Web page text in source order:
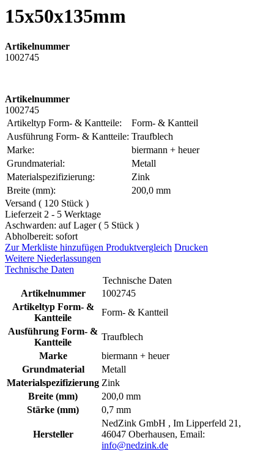
15x50x135mm
Artikelnummer
1002745
Artikelnummer
1002745
Artikeltyp Form- & Kantteile:
Form- & Kantteil
Ausführung Form- & Kantteile: Traufblech
Marke:
biermann + heuer
Grundmaterial:
Metall
Materialspezifizierung:
Zink
Breite (mm):
200,0 mm
Versand ( 120 Stück )
Lieferzeit 2 - 5 Werktage
Aschwarden: auf Lager ( 5 Stück )
Abholbereit: sofort
Zur Merkliste hinzufügen Produktvergleich Drucken
Weitere Niederlassungen
Technische Daten
Technische Daten
Artikelnummer
1002745
Artikeltyp Form- &
Kantteile
Form- & Kantteil
Ausführung Form- &
Kantteile
Traufblech
Marke
biermann + heuer
Grundmaterial
Metall
Materialspezifizierung Zink
Breite (mm)
200,0 mm
Stärke (mm)
0,7 mm
Hersteller
NedZink GmbH , Im Lipperfeld 21,
46047 Oberhausen, Email:
info@nedzink.de